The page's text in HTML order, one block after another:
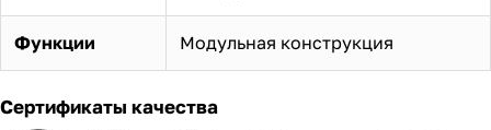
Функции Модульная конструкция
Сертификаты качества